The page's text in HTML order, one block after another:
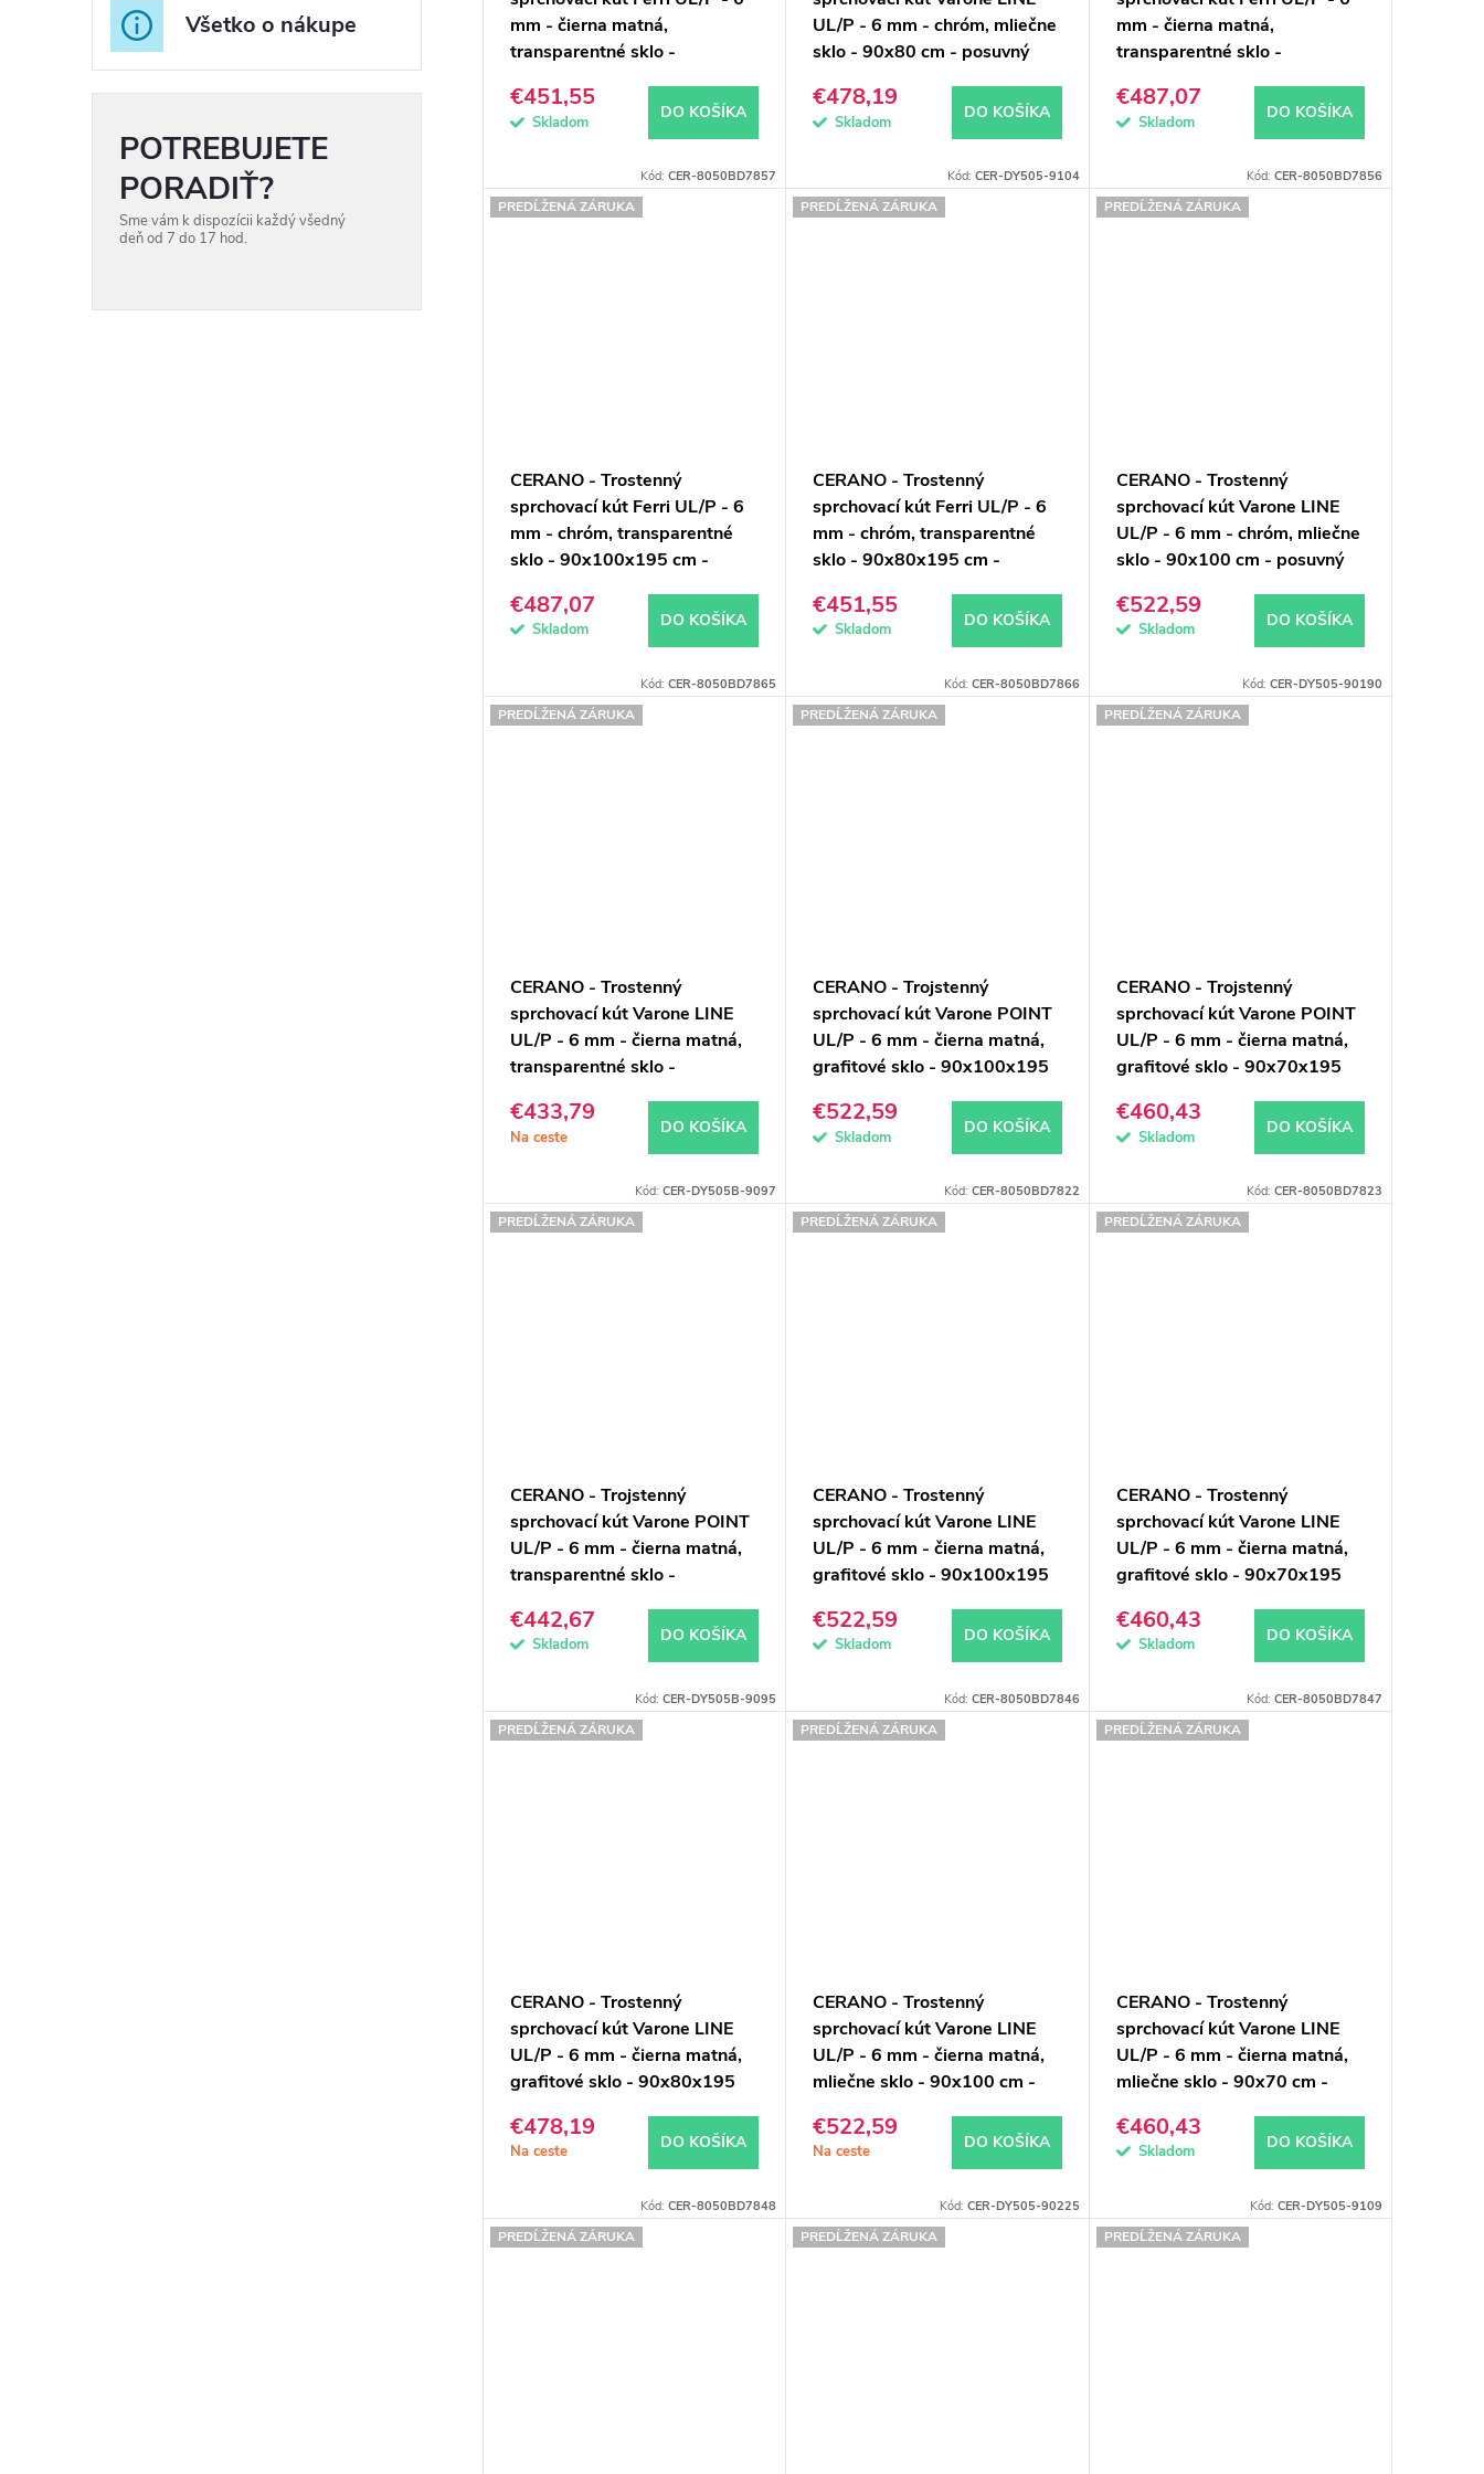
Všetko o nákupe
POTREBUJETE
PORADIŤ?
Sme vám k dispozícii každý všedný
deň od 7 do 17 hod.
v
o
mm - čierna matná,
transparentné sklo -
€451,55
Skladom DO KOŠÍKA
Kód:CER-8050BD7857
UL/P - 6 mm - chróm, mliečne
sklo - 90x80 cm - posuvný
€478,19
Skladom DO KOŠÍKA
Kód: CER-DY505-9104
mm - čierna matná,
transparentné sklo -
€487,07
Skladom DO KOŠÍKA
Kód: CER-8050BD7856
PREDĹŽENÁ ZÁRUKA
CERANO - Trostenný
sprchovací kút Ferri UL/P - 6
mm - chróm, transparentné
sklo - 90x100x195 cm -
€487,07
Skladom DO KOŠÍKA
Kód:CER-8050BD7865
PREDĹŽENÁ ZÁRUKA
CERANO - Trostenný
sprchovací kút Ferri UL/P - 6
mm - chróm, transparentné
sklo - 90x80x195 cm -
€451,55
Skladom DO KOŠÍKA
Kód: CER-8050BD7866
PREDĹŽENÁ ZÁRUKA
CERANO - Trostenný
sprchovací kút Varone LINE
UL/P - 6 mm - chróm, mliečne
sklo - 90x100 cm - posuvný
€522,59
Skladom DO KOŠÍKA
Kód: CER-DY505-90190
PREDĹŽENÁ ZÁRUKA
CERANO - Trostenný
sprchovací kút Varone LINE
UL/P - 6 mm - čierna matná,
transparentné sklo -
€433,79
Na ceste DO KOŠÍKA
Kód:CER-DY505B-9097
PREDĹŽENÁ ZÁRUKA
CERANO - Trojstenný
sprchovací kút Varone POINT
UL/P - 6 mm - čierna matná,
grafitové sklo - 90x100x195
€522,59
Skladom DO KOŠÍKA
Kód: CER-8050BD7822
PREDĹŽENÁ ZÁRUKA
CERANO - Trojstenný
sprchovací kút Varone POINT
UL/P - 6 mm - čierna matná,
grafitové sklo - 90x70x195
€460,43
Skladom DO KOŠÍKA
Kód: CER-8050BD7823
PREDĹŽENÁ ZÁRUKA
CERANO - Trojstenný
sprchovací kút Varone POINT
UL/P - 6 mm - čierna matná,
transparentné sklo -
€442,67
Skladom DO KOŠÍKA
Kód:CER-DY505B-9095
PREDĹŽENÁ ZÁRUKA
CERANO - Trostenný
sprchovací kút Varone LINE
UL/P - 6 mm - čierna matná,
grafitové sklo - 90x100x195
€522,59
Skladom DO KOŠÍKA
Kód: CER-8050BD7846
PREDĹŽENÁ ZÁRUKA
CERANO - Trostenný
sprchovací kút Varone LINE
UL/P - 6 mm - čierna matná,
grafitové sklo - 90x70x195
€460,43
Skladom DO KOŠÍKA
Kód: CER-8050BD7847
PREDĹŽENÁ ZÁRUKA
CERANO - Trostenný
sprchovací kút Varone LINE
UL/P - 6 mm - čierna matná,
grafitové sklo - 90x80x195
€478,19
Na ceste DO KOŠÍKA
Kód:CER-8050BD7848
PREDĹŽENÁ ZÁRUKA
CERANO - Trostenný
sprchovací kút Varone LINE
UL/P - 6 mm - čierna matná,
mliečne sklo - 90x100 cm -
€522,59
Na ceste DO KOŠÍKA
Kód: CER-DY505-90225
PREDĹŽENÁ ZÁRUKA
CERANO - Trostenný
sprchovací kút Varone LINE
UL/P - 6 mm - čierna matná,
mliečne sklo - 90x70 cm -
€460,43
Skladom DO KOŠÍKA
Kód: CER-DY505-9109
PREDĹŽENÁ ZÁRUKA PREDĹŽENÁ ZÁRUKA PREDĹŽENÁ ZÁRUKA